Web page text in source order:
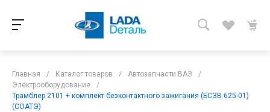
Главная / Каталог товаров / Автозапчасти ВАЗ
/
Электрооборудование
/
Трамблер 2101 + комплект безконтактного зажигания (БСЗВ.625-01)
(СОАТЭ)